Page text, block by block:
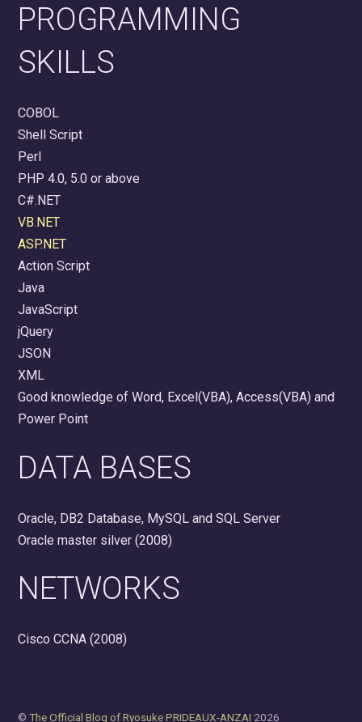
PROGRAMMING
SKILLS
COBOL
Shell Script
Perl
PHP 4.0, 5.0 or above
C#.NET
VB.NET
ASP.NET
Action Script
Java
JavaScript
jQuery
JSON
XML
Good knowledge of Word, Excel(VBA), Access(VBA) and
Power Point
DATA BASES
Oracle, DB2 Database, MySQL and SQL Server
Oracle master silver (2008)
NETWORKS
Cisco CCNA (2008)
©The Official Blog of Ryosuke PRIDEAUX-ANZAI 2026